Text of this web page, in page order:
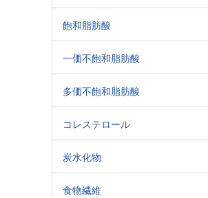
飽和脂肪酸
一価不飽和脂肪酸
多価不飽和脂肪酸
コレステロール
炭水化物
食物繊維